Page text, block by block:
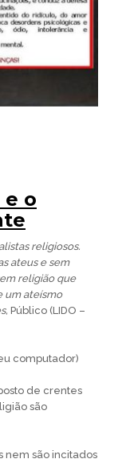
o
religiosos.
ateus e sem
religião que
um ateísmo
Público (LIDO –
computador)
de crentes
são
nem são incitados